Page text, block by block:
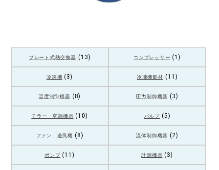
プレート式熱交換器 (13) コンプレッサー (1)
冷凍機 (3) 冷凍機部材 (11)
温度制御機器 (8) 圧力制御機器 (3)
チラー・空調機器 (10) バルブ (5)
ファン、送風機 (8) 流体制御機器 (2)
ポンプ(11) 計測機器 (3)